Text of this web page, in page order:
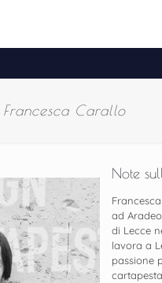
Francesca Carallo
Note
ad
di Lecce
lavora a
passione